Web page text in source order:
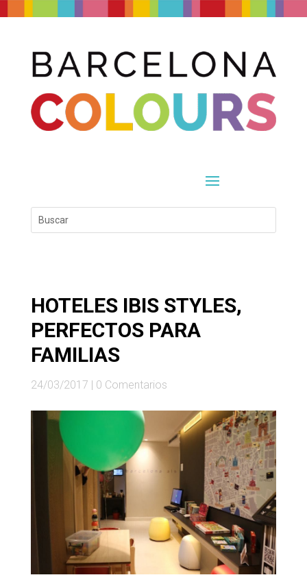
HOTELES IBIS STYLES,
PERFECTOS PARA
FAMILIAS
24/03/2017 0 Comentarios